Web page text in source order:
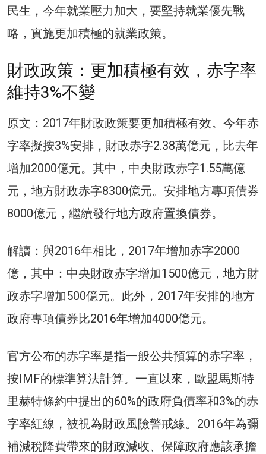
民生，今年就業壓力加大，要堅持就業優先戰
略，實施更加積極的就業政策。
財政政策：更加積極有效，赤字率
維持3%不變
原文：2017年財政政策要更加積極有效。今年赤
字率擬按3%安排，財政赤字2.38萬億元，比去年
增加2000億元。其中，中央財政赤字1.55萬億
元，地方財政赤字8300億元。安排地方專項債券
8000億元，繼續發行地方政府置換債券。
解讀：與2016年相比，2017年增加赤字2000
億，其中：中央財政赤字增加1500億元，地方財
政赤字增加500億元。此外，2017年安排的地方
政府專項債券比2016年增加4000億元。
官方公布的赤字率是指一般公共預算的赤字率，
按IMF的標準算法計算。一直以來，歐盟馬斯特
里赫特條約中提出的60%的政府負債率和3%的赤
字率紅線，被視為財政風險警戒線。2016年為彌
補減稅降費帶來的財政減收、保障政府應該承擔